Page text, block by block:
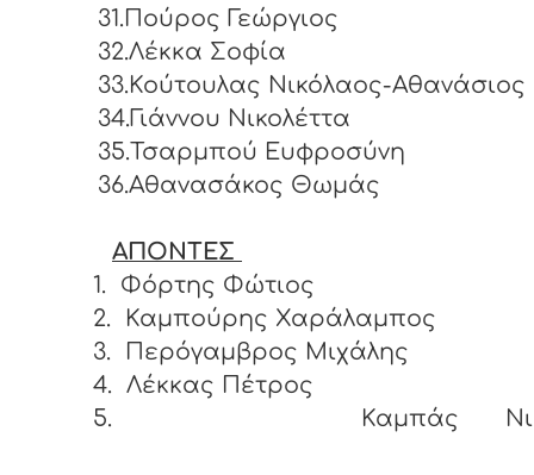
31.Πούρος Γεώργιος
32.Λέκκα Σοφία
33.Κούτουλας Νικόλαος-Αθανάσιος
34.Γιάννου Νικολέττα
35.Τσαρμπού Ευφροσύνη
36.Αθανασάκος Θωμάς
ΑΠΟΝΤΕΣ
1.
Φόρτης Φώτιος
2.
Καμπούρης Χαράλαμπος
3.
Περόγαμβρος Μιχάλης
4.
Λέκκας Πέτρος
5.
Καμπάς